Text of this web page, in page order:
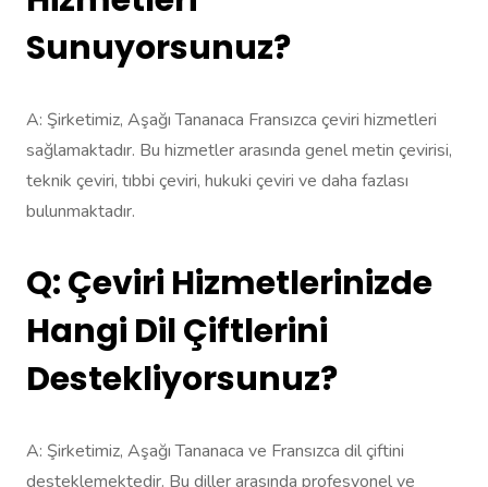
Sunuyorsunuz?
A: Şirketimiz, Aşağı Tananaca Fransızca çeviri hizmetleri
sağlamaktadır. Bu hizmetler arasında genel metin çevirisi,
teknik çeviri, tıbbi çeviri, hukuki çeviri ve daha fazlası
bulunmaktadır.
Q: Çeviri Hizmetlerinizde
Hangi Dil Çiftlerini
Destekliyorsunuz?
A: Şirketimiz, Aşağı Tananaca ve Fransızca dil çiftini
desteklemektedir. Bu diller arasında profesyonel ve